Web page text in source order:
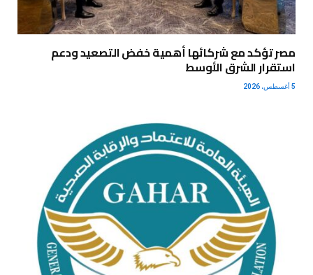
مصر تؤكد مع شركائها أهمية خفض التصعيد ودعم
استقرار الشرق الأوسط
5 أغسطس، 2026